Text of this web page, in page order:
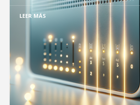
LEER MÁS